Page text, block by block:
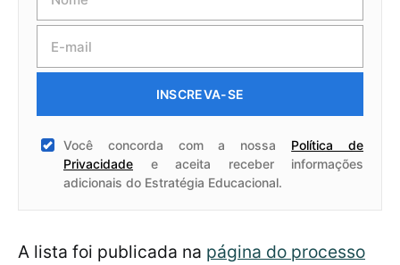
INSCREVA-SE
Você concorda com a nossa Política de
Privacidade e aceita receber informações
adicionais do Estratégia Educacional.
A lista foi publicada na página do processo